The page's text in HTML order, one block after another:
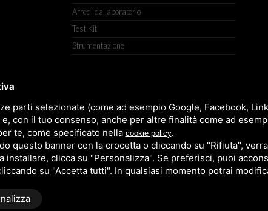
Arredi da laboratorio
Test Kit
Strumentazione
SPA - VIA DELL'ARTIGIANATO, 2 (MACROAREA) 45030
parti selezionate (come ad esempio Google, Facebook,
con il tuo consenso, anche per altre finalità come ad
te, come specificato nella cookie policy.
questo banner con la crocetta o cliccando su "Rifiuta",
installare, clicca su "Personalizza". Se preferisci, puoi
su "Accetta tutti". In qualsiasi momento potrai